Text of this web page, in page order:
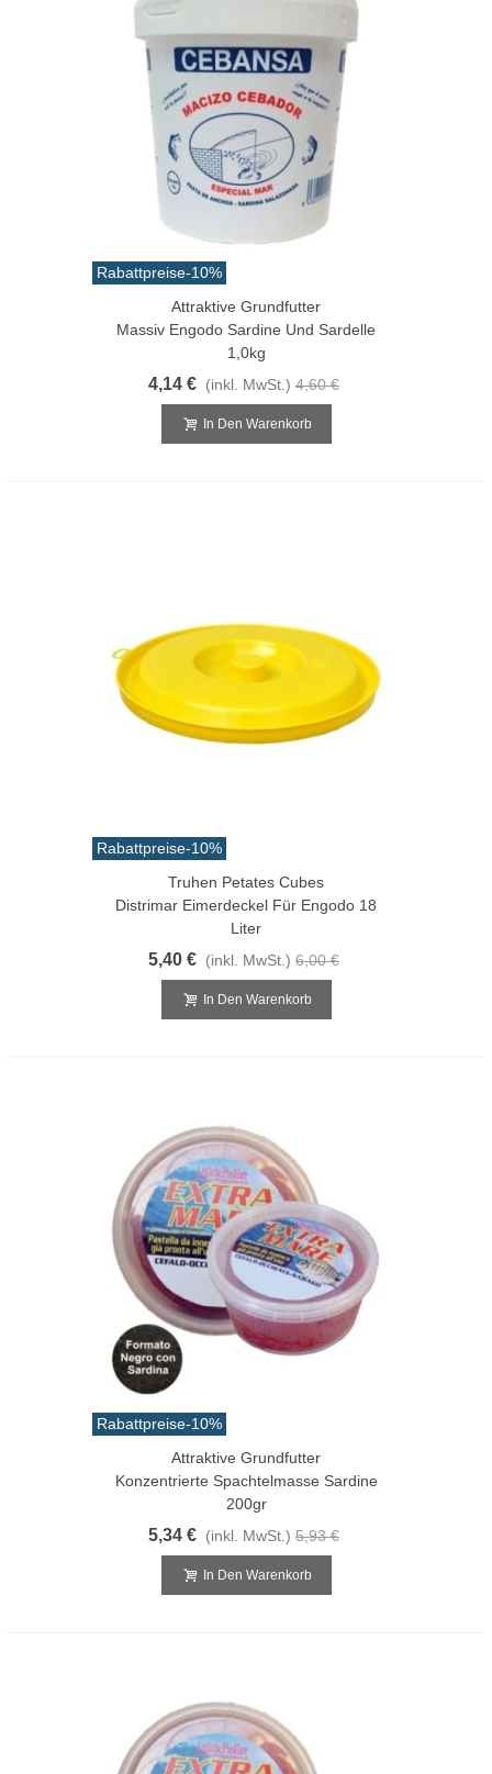
Rabattpreise-10%
Attraktive Grundfutter
Massiv Engodo Sardine Und Sardelle
1,0kg
4,14 € (inkl. MwSt.) 4,60 €
In Den Warenkorb
Rabattpreise-10%
Truhen Petates Cubes
Distrimar Eimerdeckel Für Engodo 18
Liter
5,40 € (inkl. MwSt.) 6,00 €
In Den Warenkorb
Rabattpreise-10%
Attraktive Grundfutter
Konzentrierte Spachtelmasse Sardine
200gr
5,34 € (inkl. MwSt.) 5,93 €
In Den Warenkorb